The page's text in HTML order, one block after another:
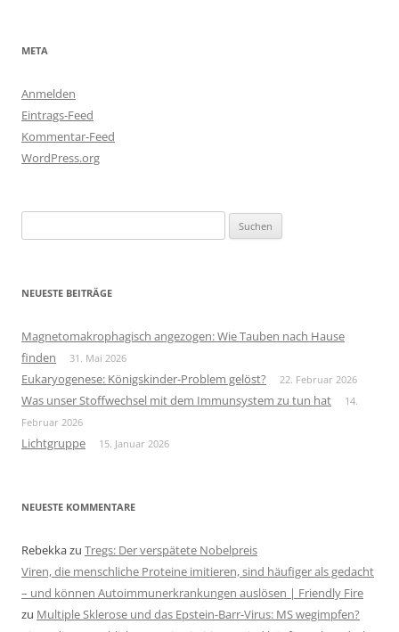
META
Anmelden
Eintrags-Feed
Kommentar-Feed
WordPress.org
nach:
NEUESTE BEITRÄGE
Magnetomakrophagisch angezogen: Wie Tauben nach Hause
finden
31. Mai 2026
Eukaryogenese: Königskinder-Problem gelöst? 22. Februar 2026
Was unser Stoffwechsel mit dem Immunsystem zu tun hat
14.
Februar 2026
Lichtgruppe 15. Januar 2026
NEUESTE KOMMENTARE
Rebekkazu Tregs: Der verspätete Nobelpreis
Viren, die menschliche Proteine imitieren, sind häufiger als gedacht
– und können Autoimmunerkrankungen auslösen | Friendly Fire
zu Multiple Sklerose und das Epstein-Barr-Virus: MS wegimpfen?